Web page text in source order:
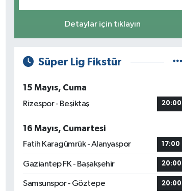
Detaylar için tıklayın
Süper Lig Fikstür
15 Mayıs, Cuma
Rizespor - Beşiktaş
20:00
16 Mayıs, Cumartesi
Fatih Karagümrük - Alanyaspor
17:00
Gaziantep FK - Başakşehir 20:00
Samsunspor - Göztepe 20:00